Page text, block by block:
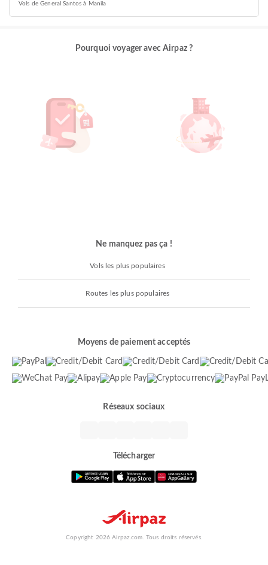
Vols de General Santos à Manila
Pourquoi voyager avec Airpaz ?
Ne manquez pas ça !
Vols les plus populaires
Routes les plus populaires
Moyens de paiement acceptés
Réseaux sociaux
Télécharger
Copyright 2026 Airpaz.com. Tous droits réservés.